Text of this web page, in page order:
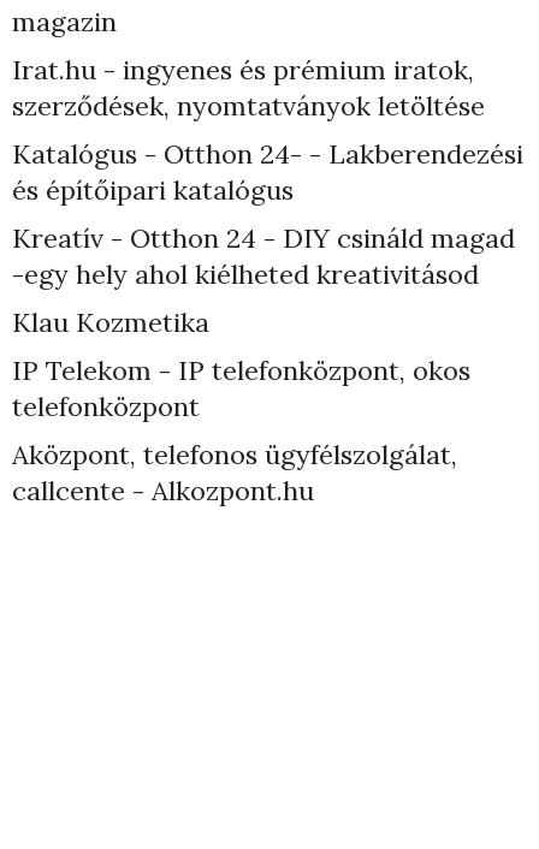
magazin
Irat.hu - ingyenes és prémium iratok,
szerződések, nyomtatványok letöltése
Katalógus - Otthon 24- - Lakberendezési
és építőipari katalógus
Kreatív - Otthon 24 - DIY csináld magad
-egy hely ahol kiélheted kreativitásod
Klau Kozmetika
IP Telekom - IP telefonközpont, okos
telefonközpont
Aközpont, telefonos ügyfélszolgálat,
callcente - Alkozpont.hu